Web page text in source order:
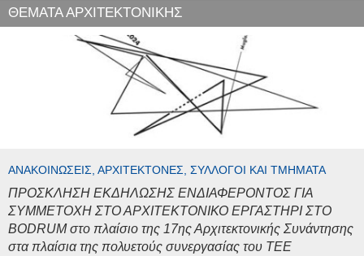
ΘΕΜΑΤΑ ΑΡΧΙΤΕΚΤΟΝΙΚΗΣ
ΑΝΑΚΟΙΝΏΣΕΙΣ, ΑΡΧΙΤΈΚΤΟΝΕΣ, ΣΎΛΛΟΓΟΙ ΚΑΙ ΤΜΉΜΑΤΑ
ΠΡΟΣΚΛΗΣΗ ΕΚΔΗΛΩΣΗΣ ΕΝΔΙΑΦΕΡΟΝΤΟΣ ΓΙΑ
ΣΥΜΜΕΤΟΧΗ ΣΤΟ ΑΡΧΙΤΕΚΤΟΝΙΚΟ ΕΡΓΑΣΤΗΡΙ ΣΤΟ
BODRUM στο πλαίσιο της 17ης Αρχιτεκτονικής Συνάντησης
στα πλαίσια της πολυετούς συνεργασίας του ΤΕΕ